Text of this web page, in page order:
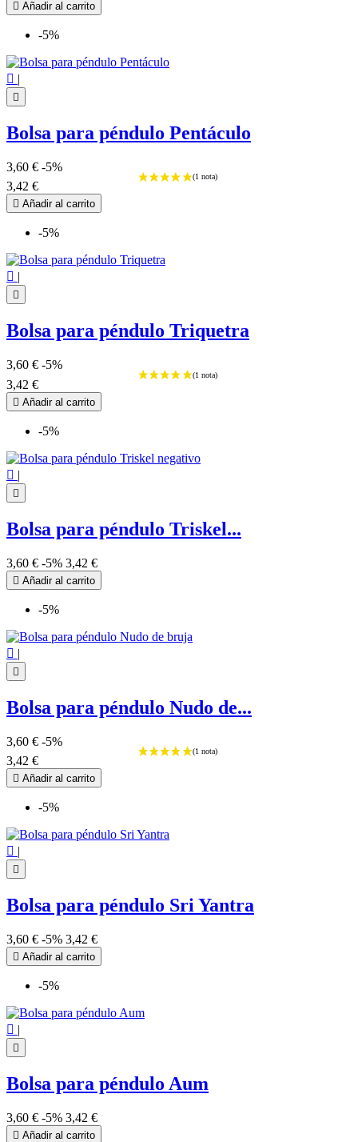
 Añadir al carrito
-5%
 |

Bolsa para péndulo Pentáculo
3,60 € -5%
3,42 €
 Añadir al carrito
-5%
 |

Bolsa para péndulo Triquetra
3,60 € -5%
3,42 €
 Añadir al carrito
-5%
 |

Bolsa para péndulo Triskel...
3,60 € -5% 3,42 €
 Añadir al carrito
-5%
 |

Bolsa para péndulo Nudo de...
3,60 € -5%
3,42 €
 Añadir al carrito
-5%
 |

Bolsa para péndulo Sri Yantra
3,60 € -5% 3,42 €
 Añadir al carrito
-5%
 |

Bolsa para péndulo Aum
3,60 € -5% 3,42 €
 Añadir al carrito